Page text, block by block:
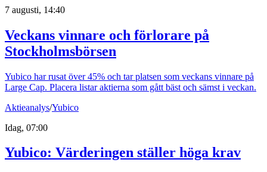
7 augusti, 14:40
Veckans vinnare och förlorare på
Stockholmsbörsen
Yubico har rusat över 45% och tar platsen som veckans vinnare på
Large Cap. Placera listar aktierna som gått bäst och sämst i veckan.
Aktieanalys/Yubico
Idag, 07:00
Yubico: Värderingen ställer höga krav